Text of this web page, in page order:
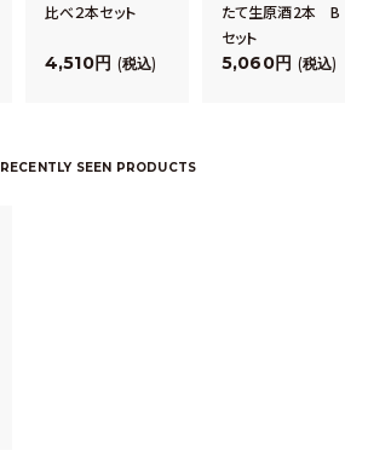
比べ２本セット
4,510 税込
たて生原酒2本 B
セット
5,060 税込
RECENTLY SEEN PRODUCTS